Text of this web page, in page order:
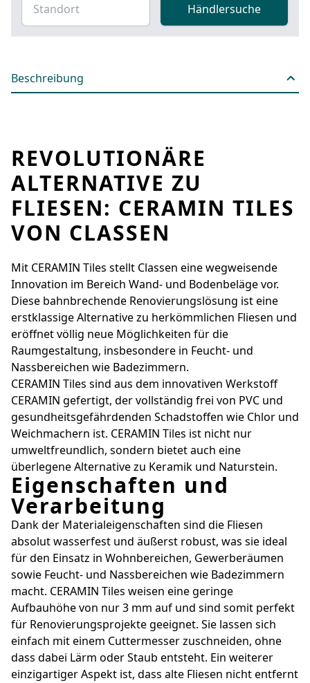
Händlersuche
Beschreibung
REVOLUTIONÄRE
ALTERNATIVE ZU
FLIESEN: CERAMIN TILES
VON CLASSEN
Mit CERAMIN Tiles stellt Classen eine wegweisende
Innovation im Bereich Wand- und Bodenbeläge vor.
Diese bahnbrechende Renovierungslösung ist eine
erstklassige Alternative zu herkömmlichen Fliesen und
eröffnet völlig neue Möglichkeiten für die
Raumgestaltung, insbesondere in Feucht- und
Nassbereichen wie Badezimmern.
CERAMIN Tiles sind aus dem innovativen Werkstoff
CERAMIN gefertigt, der vollständig frei von PVC und
gesundheitsgefährdenden Schadstoffen wie Chlor und
Weichmachern ist. CERAMIN Tiles ist nicht nur
umweltfreundlich, sondern bietet auch eine
überlegene Alternative zu Keramik und Naturstein.
Eigenschaften und
Verarbeitung
Dank der Materialeigenschaften sind die Fliesen
absolut wasserfest und äußerst robust, was sie ideal
für den Einsatz in Wohnbereichen, Gewerberäumen
sowie Feucht- und Nassbereichen wie Badezimmern
macht. CERAMIN Tiles weisen eine geringe
Aufbauhöhe von nur 3 mm auf und sind somit perfekt
für Renovierungsprojekte geeignet. Sie lassen sich
einfach mit einem Cuttermesser zuschneiden, ohne
dass dabei Lärm oder Staub entsteht. Ein weiterer
einzigartiger Aspekt ist, dass alte Fliesen nicht entfernt